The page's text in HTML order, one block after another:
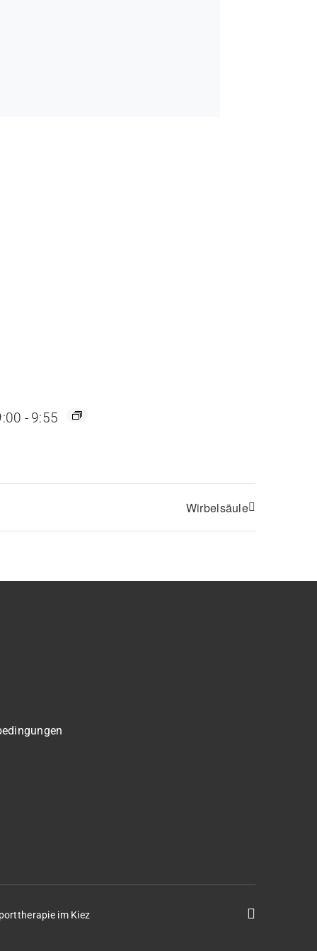
- 9:55
Wirbelsäule
im Kiez